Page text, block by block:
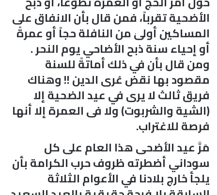
الأضحية تقرباً، فمن قال بأن الانفاق على
المساكين أولىٰ من النافلة حجاً أو عمرةً
أو إحياء سنة ذبح الأضاحي يوم النحر .
ومن قال بأن في ذلك أماتةً للسنة
مقصود بها نقض عُرى الدين !! وهناك
فريق ثالث لا يرى في عيد الضحية إلا
(الشية والشربوت) ولا فى العمرة إلا أنها
فرصة للاغتراب.
مَرَّ عيد الأضحى هذا العام على كل
سوداني أضطرته ظروف حرب الكرامة بأن
يلجأ خارج بلادنا في الأعوام الثلاثة